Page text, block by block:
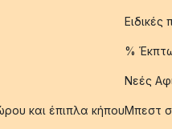
και έπιπλα κήπου
%
Νεές
Μπεστ